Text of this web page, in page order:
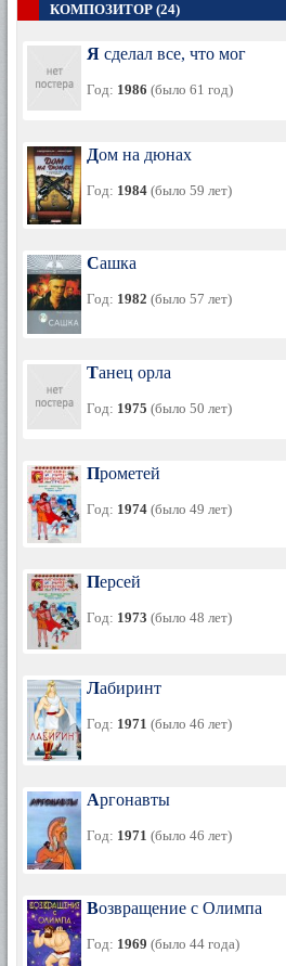
КОМПОЗИТОР (24)
Я сделал все, что мог
Год: 1986 (было 61 год)
Дом на дюнах
Год: 1984 (было 59 лет)
Сашка
Год: 1982 (было 57 лет)
Танец орла
Год: 1975 (было 50 лет)
Прометей
Год: 1974 (было 49 лет)
Персей
Год: 1973 (было 48 лет)
Лабиринт
Год: 1971 (было 46 лет)
Аргонавты
Год: 1971 (было 46 лет)
Возвращение с Олимпа
Год: 1969 (было 44 года)